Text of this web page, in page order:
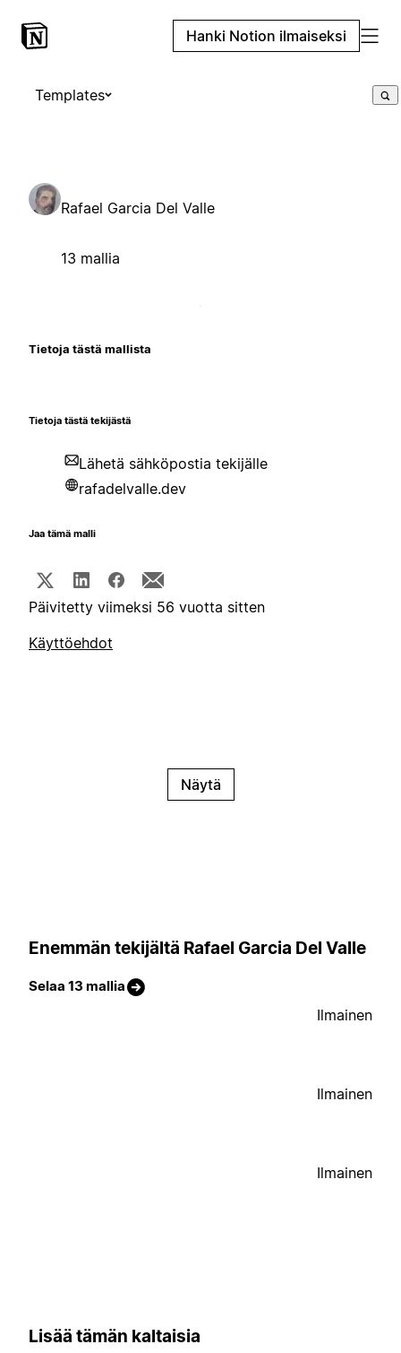
Hanki Notion ilmaiseksi
Templates
Rafael Garcia Del Valle
13 mallia
Tietoja tästä mallista
Tietoja tästä tekijästä
Lähetä sähköpostia tekijälle
rafadelvalle.dev
Jaa tämä malli
Päivitetty viimeksi 56 vuotta sitten
Käyttöehdot
Näytä
Enemmän tekijältä Rafael Garcia Del Valle
Selaa 13 mallia
Ilmainen
Ilmainen
Ilmainen
Lisää tämän kaltaisia